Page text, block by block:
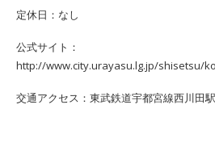
定休日：なし
公式サイト：
http://www.city.urayasu.lg.jp/shisetsu/
交通アクセス：東武鉄道宇都宮線西川田